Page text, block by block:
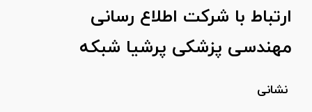
ارتباط با شرکت اطلاع رسانی
مهندسی پزشکی پرشیا شبکه
نشانی